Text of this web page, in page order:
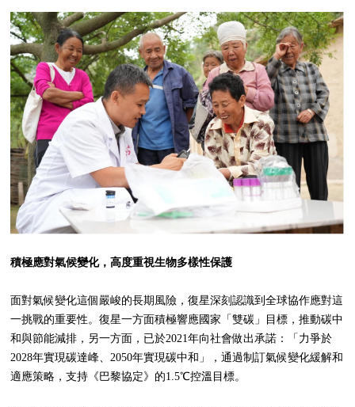
積極應對氣候變化，高度重視生物多樣性保護
面對氣候變化這個嚴峻的長期風險，復星深刻認識到全球協作應對這
一挑戰的重要性。復星一方面積極響應國家「雙碳」目標，推動碳中
和與節能減排，另一方面，已於2021年向社會做出承諾：「力爭於
2028年實現碳達峰、2050年實現碳中和」，通過制訂氣候變化緩解和
適應策略，支持《巴黎協定》的1.5℃控溫目標。